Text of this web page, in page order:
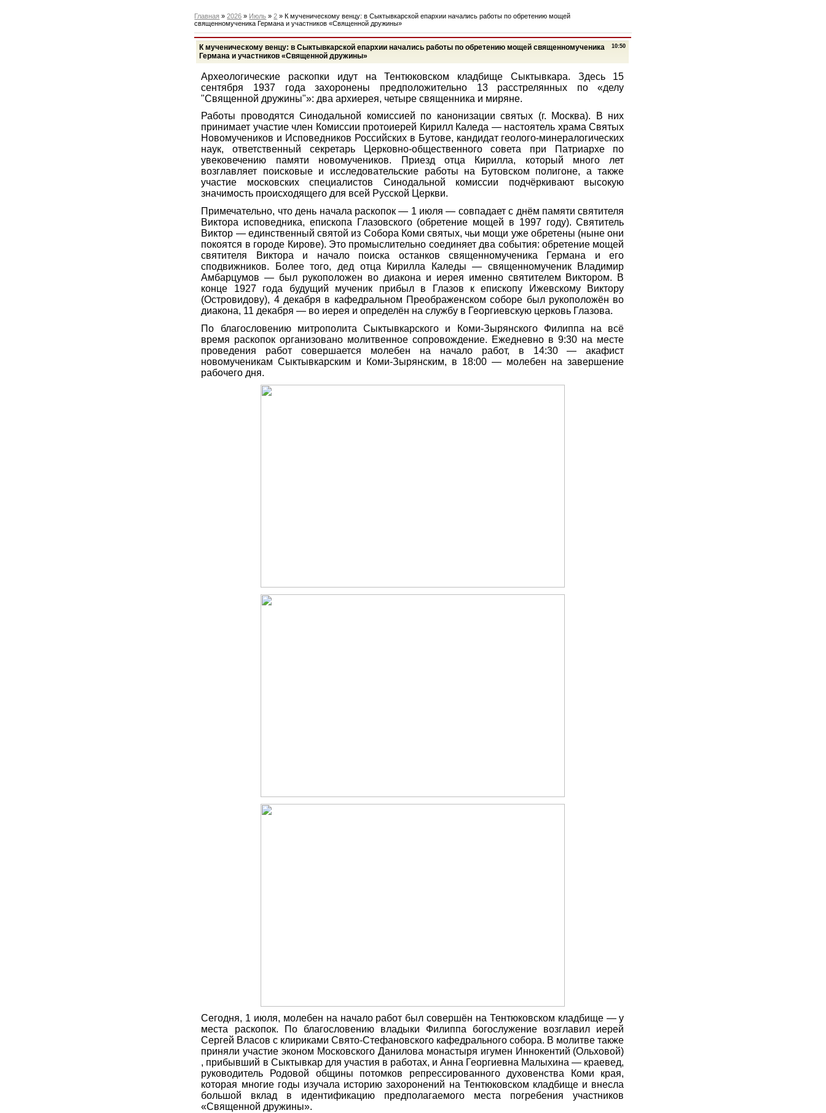
Главная »2026 » Июль » 2 » К мученическому венцу: в Сыктывкарской епархии начались работы по обретению мощей
священномученика Германа и участников «Священной дружины»
10:50
К мученическому венцу: в Сыктывкарской епархии начались работы по обретению мощей священномученика
Германа и участников «Священной дружины»
Археологические раскопки идут на Тентюковском кладбище Сыктывкара. Здесь 15
сентября 1937 года захоронены предположительно 13 расстрелянных по «делу
"Священной дружины"»: два архиерея, четыре священника и миряне.
Работы проводятся Синодальной комиссией по канонизации святых (г. Москва). В них
принимает участие член Комиссии протоиерей Кирилл Каледа — настоятель храма Святых
Новомучеников и Исповедников Российских в Бутове, кандидат геолого-минералогических
наук, ответственный секретарь Церковно-общественного совета при Патриархе по
увековечению памяти новомучеников. Приезд отца Кирилла, который много лет
возглавляет поисковые и исследовательские работы на Бутовском полигоне, а также
участие московских специалистов Синодальной комиссии подчёркивают высокую
значимость происходящего для всей Русской Церкви.
Примечательно, что день начала раскопок — 1 июля — совпадает с днём памяти святителя
Виктора исповедника, епископа Глазовского (обретение мощей в 1997 году). Святитель
Виктор — единственный святой из Собора Коми святых, чьи мощи уже обретены (ныне они
покоятся в городе Кирове). Это промыслительно соединяет два события: обретение мощей
святителя Виктора и начало поиска останков священномученика Германа и его
сподвижников. Более того, дед отца Кирилла Каледы — священномученик Владимир
Амбарцумов — был рукоположен во диакона и иерея именно святителем Виктором. В
конце 1927 года будущий мученик прибыл в Глазов к епископу Ижевскому Виктору
(Островидову), 4 декабря в кафедральном Преображенском соборе был рукоположён во
диакона, 11 декабря — во иерея и определён на службу в Георгиевскую церковь Глазова.
По благословению митрополита Сыктывкарского и Коми-Зырянского Филиппа на всё
время раскопок организовано молитвенное сопровождение. Ежедневно в 9:30 на месте
проведения работ совершается молебен на начало работ, в 14:30 — акафист
новомученикам Сыктывкарским и Коми-Зырянским, в 18:00 — молебен на завершение
рабочего дня.
Сегодня, 1 июля, молебен на начало работ был совершён на Тентюковском кладбище — у
места раскопок. По благословению владыки Филиппа богослужение возглавил иерей
Сергей Власов с клириками Свято-Стефановского кафедрального собора. В молитве также
приняли участие эконом Московского Данилова монастыря игумен Иннокентий (Ольховой)
, прибывший в Сыктывкар для участия в работах, и Анна Георгиевна Малыхина — краевед,
руководитель Родовой общины потомков репрессированного духовенства Коми края,
которая многие годы изучала историю захоронений на Тентюковском кладбище и внесла
большой вклад в идентификацию предполагаемого места погребения участников
«Священной дружины».